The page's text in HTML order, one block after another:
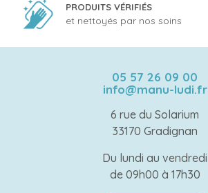
PRODUITS VÉRIFIÉS
et nettoyés par nos soins
05 57 26 09 00
info@manu-ludi.fr
6 rue du Solarium
33170 Gradignan
Du lundi au vendredi
de 09h00 à 17h30